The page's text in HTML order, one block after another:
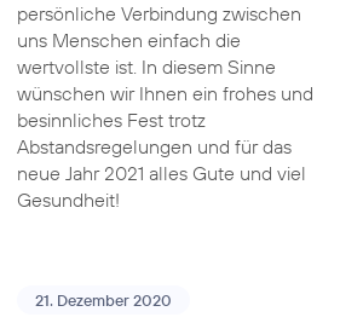
persönliche Verbindung zwischen
uns Menschen einfach die
wertvollste ist. In diesem Sinne
wünschen wir Ihnen ein frohes und
besinnliches Fest trotz
Abstandsregelungen und für das
neue Jahr 2021 alles Gute und viel
Gesundheit!
21. Dezember 2020